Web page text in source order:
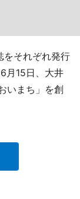
をそれぞれ発行
月15日、大井
いまち」を創